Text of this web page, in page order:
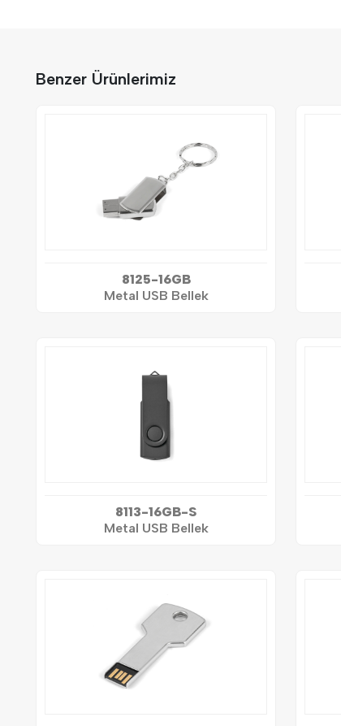
Benzer Ürünlerimiz
8125-16GB
Metal USB Bellek
8113-16GB-S
Metal USB Bellek